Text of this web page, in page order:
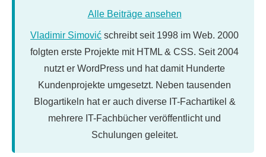
Alle Beiträge ansehen
Vladimir Simović schreibt seit 1998 im Web. 2000
folgten erste Projekte mit HTML & CSS. Seit 2004
nutzt er WordPress und hat damit Hunderte
Kundenprojekte umgesetzt. Neben tausenden
Blogartikeln hat er auch diverse IT-Fachartikel &
mehrere IT-Fachbücher veröffentlicht und
Schulungen geleitet.